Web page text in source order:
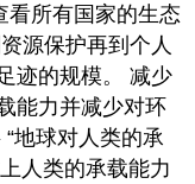
看所有国家的生态
源保护再到个人
迹的规模。 减少
能力并减少对环
地球对人类的承
人类的承载能力